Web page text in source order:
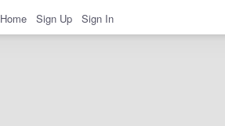
Home Sign Up Sign In